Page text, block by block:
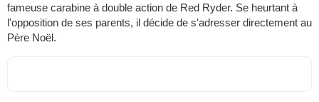
fameuse carabine à double action de Red Ryder. Se heurtant à
l'opposition de ses parents, il décide de s'adresser directement au
Père Noël.